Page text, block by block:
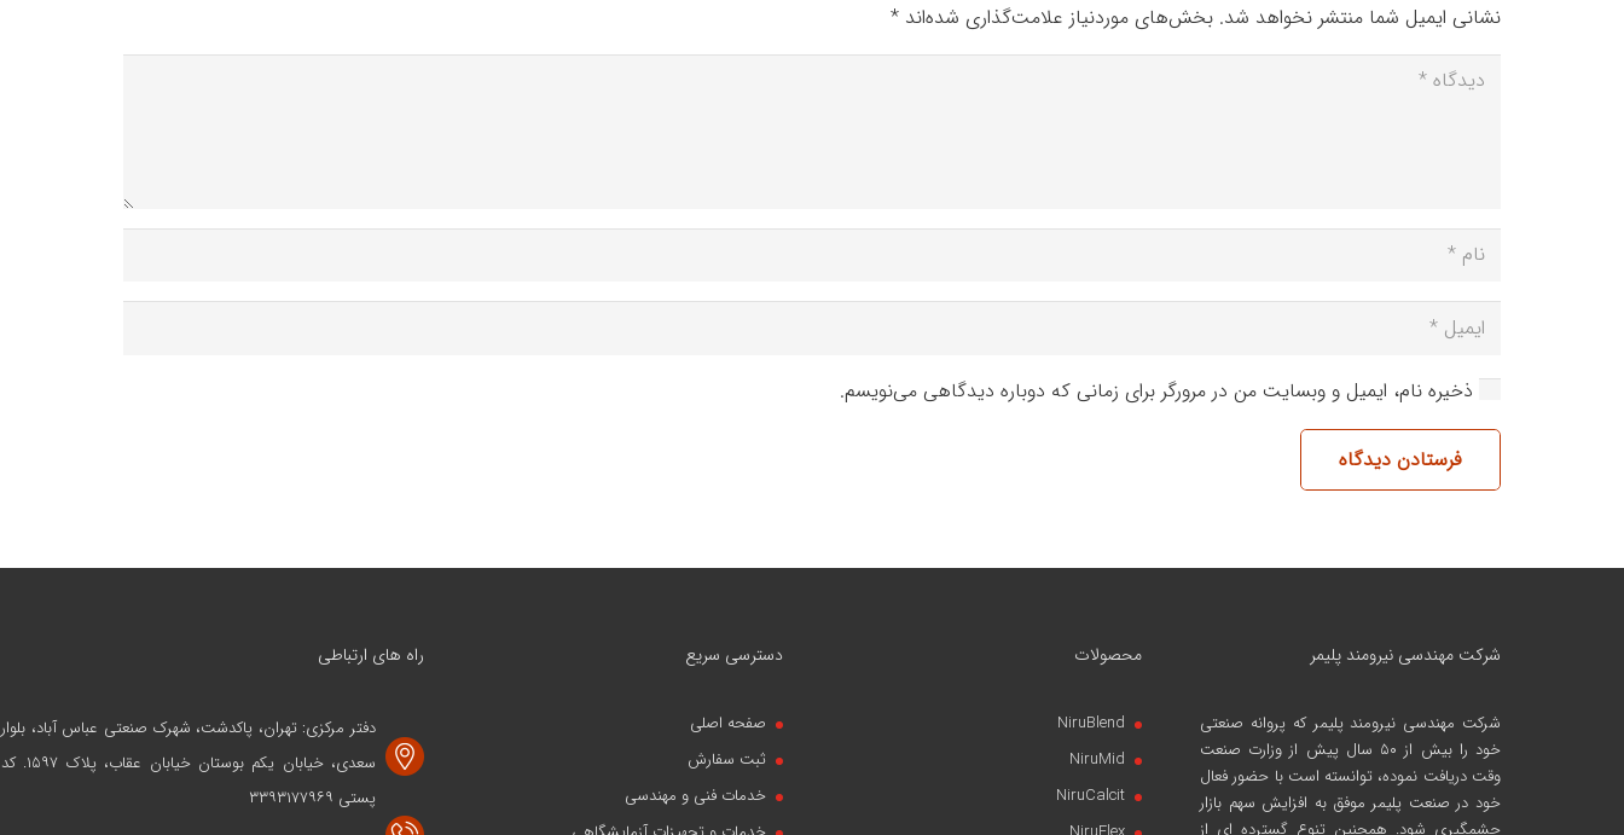
نشانی ایمیل شما منتشر نخواهد شد. بخش‌های موردنیاز علامت‌گذاری شده‌اند *
ذخیره نام، ایمیل و وبسایت من در مرورگر برای زمانی که دوباره دیدگاهی می‌نویسم.
فرستادن دیدگاه
شرکت مهندسی نیرومند پلیمر
شرکت مهندسی نیرومند پلیمرکه پروانه صنعتی
خود را بیش از ۵۰ سال پیش از وزارت صنعت
وقت دریافت نموده، توانسته است با حضور فعال
خود در صنعت پلیمر موفق به افزایش سهم بازار
چشمگیری شود. همچنین تنوع گسترده ای از
محصولات
NiruBlend
NiruMid
NiruCalcit
دسترسی سریع
صفحه اصلی
ثبت سفارش
خدمات فنی و مهندسی
راه های ارتباطی
دفتر مرکزی: تهران، پاکدشت، شهرک صنعتی عباس آباد، بلوار
سعدی، خیابان یکم بوستان خیابان عقاب، پلاک ۱۵۹۷. کد
پستی ۳۳۹۳۱۷۷۹۶۹